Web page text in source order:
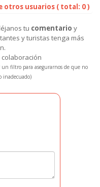
otros usuarios ( total: 0 )
tu comentario y
y turistas tenga más
filtro para asegurarnos de que no
inadecuado)